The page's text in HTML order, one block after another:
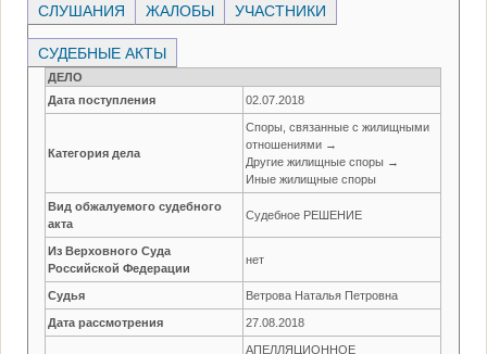
СЛУШАНИЯ ЖАЛОБЫ УЧАСТНИКИ
СУДЕБНЫЕ АКТЫ
ДЕЛО
Дата поступления
02.07.2018
Категория дела
Споры, связанные с жилищными
отношениями →
Другие жилищные споры →
Иные жилищные споры
Вид обжалуемого судебного
акта
Судебное РЕШЕНИЕ
Из Верховного Суда
Российской Федерации
нет
Судья Ветрова Наталья Петровна
Дата рассмотрения 27.08.2018
АПЕЛЛЯЦИОННОЕ